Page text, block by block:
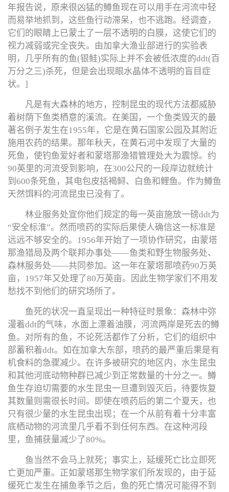
年报告说，原来很凶猛的鳟鱼现在可以用手在河流中轻
而易举地抓到，这些鱼行动滞呆，也不逃跑。经调查，
它们的眼睛上已蒙土了一层不透明的白膜，这使它们的
视力减弱或完全丧失。由加拿大渔业部进行的实验表
明，几乎所有的鱼(银鲑)实际上并不会被低浓度的ddt(百
万分之三)杀死，但是会出现眼水晶体不透明的盲目症
状。]
凡是有大森林的地方，控制昆虫的现代方法都威胁
着树荫下鱼类栖意的溪流。在美国，一个鱼类毁灭的最
著名例子发生在1955年，它是在黄石国家公园及其附近
施用农药的结果。那年秋天，在黄石河中发现了大量的
死鱼，使钓鱼爱好者和蒙塔那渔猎管理处大为震惊。约
90英里的河流受到影响，在300公尺的一段岸边就统计
到600条死鱼，其电包皮括褐鲟、白鱼和鲤鱼。作为鳟鱼
天然饵料的河流昆虫已没有了。
林业服务处宣你他们规定的每一英亩施放一磅ddt为
“安全标淮”。然而喷药的实际后果使人确信这一标准是
远远不够安全的。1956年开始了一项协作研究，由蒙塔
那渔猎局及两个联邦办事处——鱼类和野生物服务处、
森林服务处——共同参加。这一年在蒙塔那喷药90万英
亩，1957年又处理了80万英亩。因此生物学家们不用发
愁找不到他们的研究场所了。
鱼死的状况一直呈现出一种特征时景象：森林中弥
漫着ddt的气味，水面上漂着油膜，河流两岸是死去的鳟
鱼。对所有的鱼，不论死活都作了分析，它们的组织中
部蓄积着ddt。如在加拿大东部，喷药的最严重后果是有
机食料的急骤减少。在许多被研究的地区内，水生昆虫
和其他河底动物种群已减少到正常数量的十分之一。鳟
鱼生存迫切需要的水生昆虫一旦遭到毁灭后，待要恢复
其数量则需很长时间。即使在喷药后的第二个夏天，也
只有很少量的水生昆虫出现；在一个从前有着十分丰富
底栖动物的河流里几乎看不到任何东西。在这种河段
里，鱼捕获量减少了80%。
鱼当然不会马上就死；事实上，延缓死亡比立即死
亡更加严重。正如蒙塔那生物学家们所发现的，由于延
缓死亡发生在捕鱼季节之后，鱼的死亡情况可能得不到